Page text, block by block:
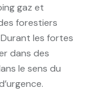
gaz et
forestiers
les fortes
dans des
le sens du